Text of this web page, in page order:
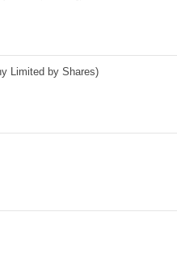
Limited by Shares)